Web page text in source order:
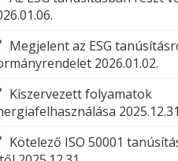
Megjelent az ESG
2026.01.02.
Kiszervezett folyamatok
Kötelező ISO 50001